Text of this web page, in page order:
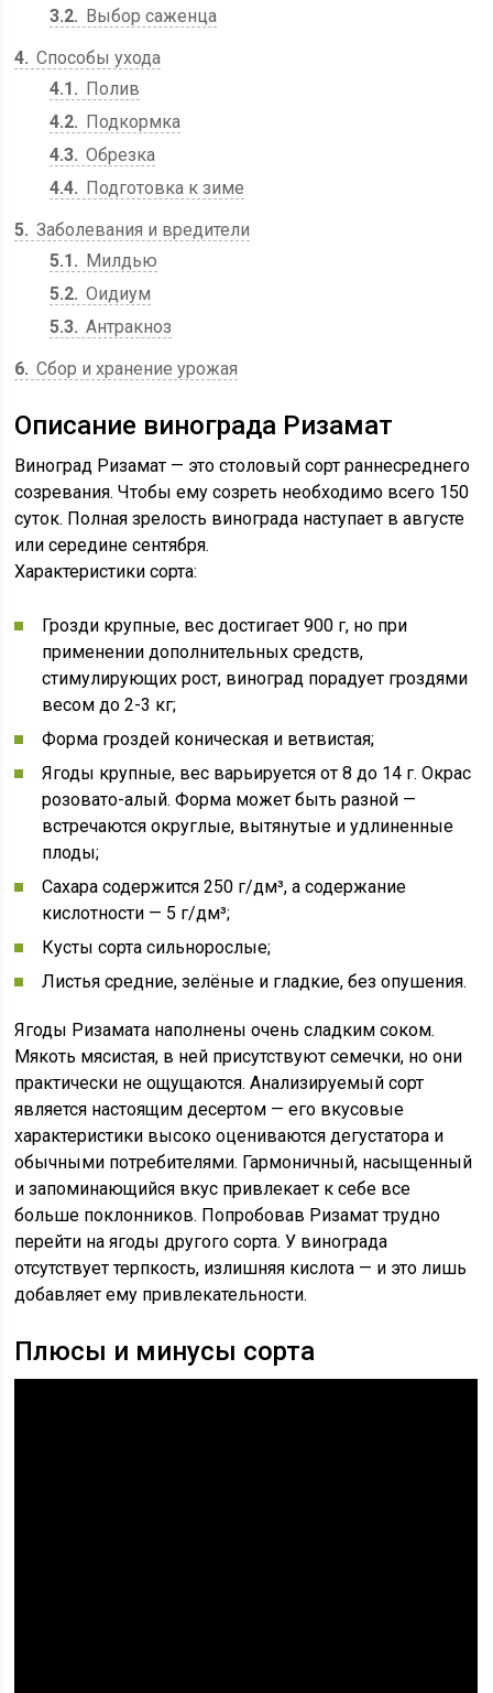
3.2
Выбор саженца
4 Способы ухода
4.1
Полив
4.2
Подкормка
4.3 Обрезка
4.4
Подготовка к зиме
5 Заболевания и вредители
5.1
Милдью
5.2 Оидиум
5.3 Антракноз
6 Сбор и хранение урожая
Описание винограда Ризамат
Виноград Ризамат — это столовый сорт раннесреднего
созревания. Чтобы ему созреть необходимо всего 150
суток. Полная зрелость винограда наступает в августе
или середине сентября.
Характеристики сорта:
Грозди крупные, вес достигает 900 г, но при
применении дополнительных средств,
стимулирующих рост, виноград порадует гроздями
весом до 2-3 кг;
Форма гроздей коническая и ветвистая;
Ягоды крупные, вес варьируется от 8 до 14 г. Окрас
розовато-алый. Форма может быть разной —
встречаются округлые, вытянутые и удлиненные
плоды;
Сахара содержится 250 г/дм³, а содержание
кислотности — 5 г/дм³;
Кусты сорта сильнорослые;
Листья средние, зелёные и гладкие, без опушения.
Ягоды Ризамата наполнены очень сладким соком.
Мякоть мясистая, в ней присутствуют семечки, но они
практически не ощущаются. Анализируемый сорт
является настоящим десертом — его вкусовые
характеристики высоко оцениваются дегустатора и
обычными потребителями. Гармоничный, насыщенный
и запоминающийся вкус привлекает к себе все
больше поклонников. Попробовав Ризамат трудно
перейти на ягоды другого сорта. У винограда
отсутствует терпкость, излишняя кислота — и это лишь
добавляет ему привлекательности.
Плюсы и минусы сорта